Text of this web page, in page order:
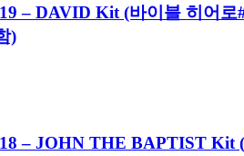
– DAVID Kit (바이블 히어로
)
– JOHN THE BAPTIST Kit